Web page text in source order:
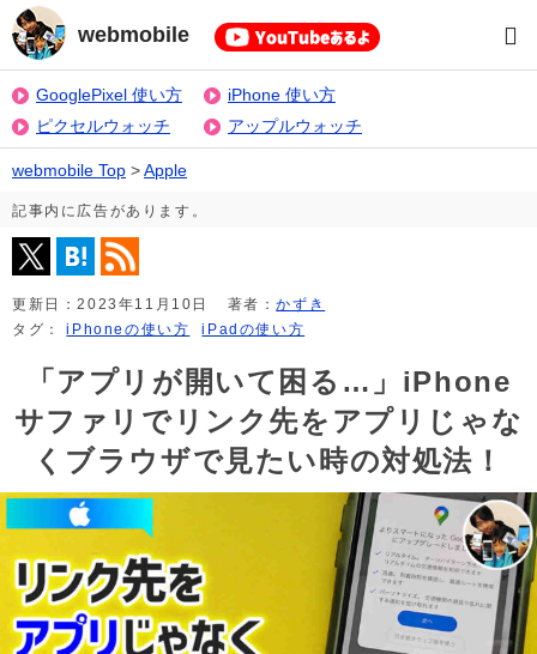
webmobile
GooglePixel 使い方
iPhone 使い方
ピクセルウォッチ
アップルウォッチ
webmobile Top >Apple
記事内に広告があります。
更新日：2023年11月10日 著者：かずき
タグ：iPhoneの使い方 iPadの使い方
「アプリが開いて困る…」iPhone
サファリでリンク先をアプリじゃな
くブラウザで見たい時の対処法！